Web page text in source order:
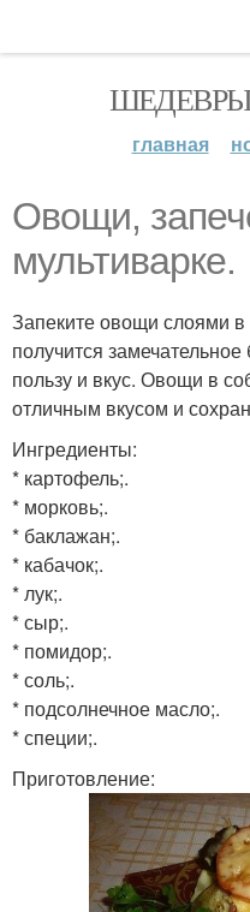
главная
Овощи,
мультиварке.
Запеките овощи слоями в
получится
пользу и вкус. Овощи в
отличным вкусом и
Ингредиенты:
* картофель;.
* морковь;.
* баклажан;.
* кабачок;.
* лук;.
* сыр;.
* помидор;.
* соль;.
* подсолнечное масло;.
* специи;.
Приготовление: